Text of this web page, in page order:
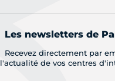
Les newsletters de
Recevez directement par
l'actualité de vos centres